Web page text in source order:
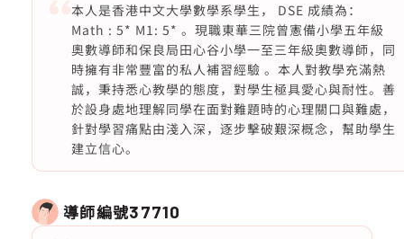
本人是香港中文大學數學系學生， DSE 成績為：
Math : 5* M1: 5* 。現職東華三院曾憲備小學五年級
奧數導師和保良局田心谷小學一至三年級奧數導師，同
時擁有非常豐富的私人補習經驗 。本人對教學充滿熱
誠，秉持悉心教學的態度，對學生極具愛心與耐性。善
於設身處地理解同學在面對難題時的心理關口與難處，
針對學習痛點由淺入深，逐步擊破艱深概念，幫助學生
建立信心。
導師編號37710